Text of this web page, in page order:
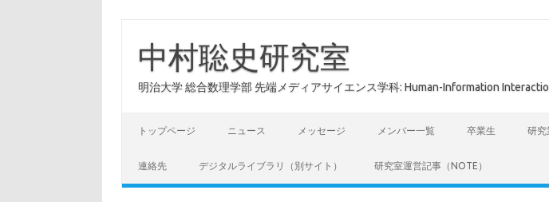
中村聡史研究室
明治大学 総合数理学部 先端メディアサイエンス学科: Human-Information
トップページ ニュース メッセージ メンバー一覧 卒業生 研究
連絡先 デジタルライブラリ（別サイト） 研究室運営記事（NOTE）